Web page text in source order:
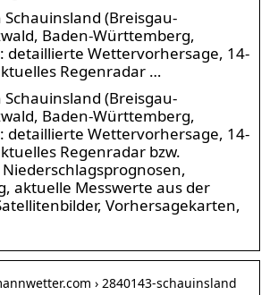
Schauinsland (Breisgau-
Baden-Württemberg,
detaillierte Wettervorhersage, 14-
Regenradar …
Schauinsland (Breisgau-
Baden-Württemberg,
detaillierte Wettervorhersage, 14-
Regenradar bzw.
aktuelle Messwerte aus der
Vorhersagekarten,
› 2840143-schauinsland